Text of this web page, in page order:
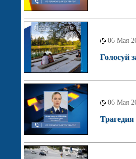
06 Мая
Голосуй
06 Мая